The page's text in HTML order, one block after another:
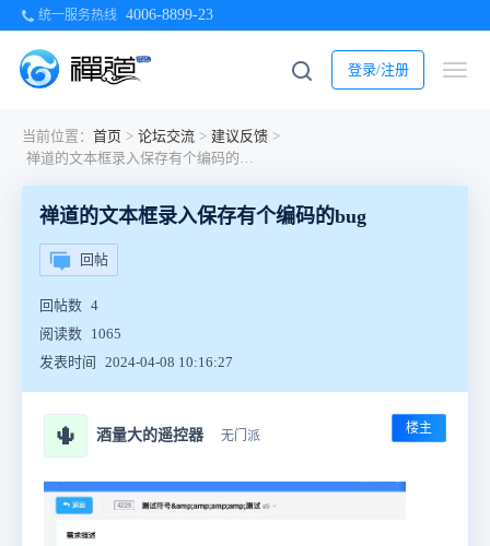
统一服务热线 4006-8899-23
登录/注册
当前位置： 首页 > 论坛交流 > 建议反馈 >
禅道的文本框录入保存有个编码的bug
禅道的文本框录入保存有个编码的bug
回帖
回帖数 4
阅读数 1065
发表时间
2024-04-08 10:16:27
🌵 酒量大的遥控器 无门派 楼主